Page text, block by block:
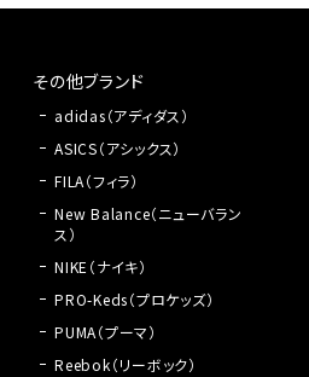
その他ブランド
adidas（アディダス）
ASICS（アシックス）
FILA（フィラ）
New Balance（ニューバラン
ス）
NIKE（ナイキ）
PRO-Keds（プロケッズ）
PUMA（プーマ）
Reebok（リーボック）